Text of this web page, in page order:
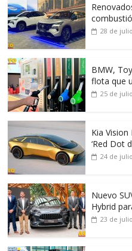
28 de
BMW,
flota que
25 de
Kia
‘Red Dot
24 de
Nuevo
Hybrid
23 de